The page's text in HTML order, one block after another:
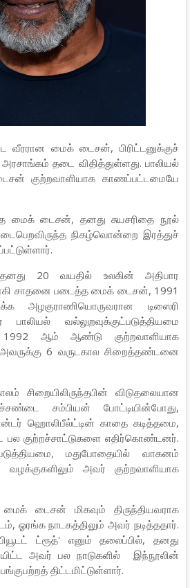
வீரரான மைக் டைசன், பிரிட்டனுக்குச்
அரசாங்கம் தடை விதித்துள்ளது. பாலியல்
குற்றவாளியாக காணப்பட்டமையே
மைக் டைசன், தனது சுயசரிதை நூல்
நிகழ்வொன்றை இரத்துச்
20 வயதில் உலகின் அதிபார
சாதனை படைத்த மைக் டைசன், 1991
டிஸைரி
வல்லுறவுக்குட்படுத்தியமை
ஆம் ஆண்டு குற்றவாளியாக
6 வருடகால சிறைத்தண்டனை
சிறையிலிருந்தபின் விடுதலையான
சம்பியன் போட்டியின்போது,
ஹொலிபீல்ட்டின் காதை கடித்தமை,
பல குற்றச்சாட்டுகளை எதிர்கொண்டனர்.
மதுபோதையில் வாகனம்
வழக்குகளிலும் அவர் குற்றவாளியாக
டைசன் மிகவும் திருந்தியவராக
ஓரங்க நாடகத்திலும் அவர் நடித்ததார்.
ட்ரூத்' எனும் தலைப்பில், தனது
அவர் பல நாடுகளில் இந்நூலின்
திட்டமிட்டுள்ளார்.